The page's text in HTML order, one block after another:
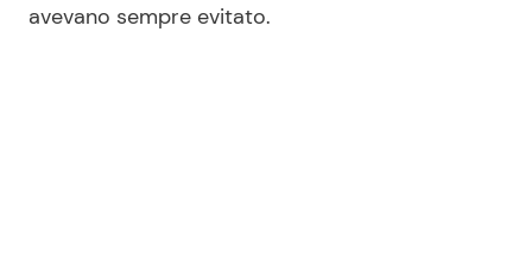
Salute
avevano sempre evitato.